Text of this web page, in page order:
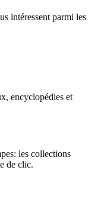
intéressent parmi les
encyclopédies et
les collections
de clic.